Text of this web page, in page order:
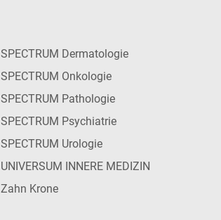
SPECTRUM Dermatologie
SPECTRUM Onkologie
SPECTRUM Pathologie
SPECTRUM Psychiatrie
SPECTRUM Urologie
UNIVERSUM INNERE MEDIZIN
Zahn Krone